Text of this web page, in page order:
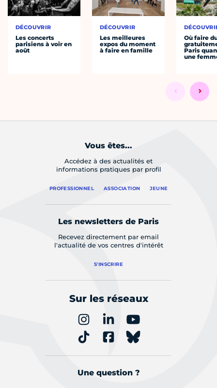
DÉCOUVRIR
Les concerts
parisiens à voir en
août
DÉCOUVRIR
Les meilleures
expos du moment
à faire en famille
Où faire
Paris
une
Vous êtes...
Accédez à des actualités et
informations pratiques par profil
PROFESSIONNEL ASSOCIATION JEUNE
Les newsletters de Paris
Recevez directement par email
l'actualité de vos centres d'intérêt
S'INSCRIRE
Sur les réseaux
Une question ?